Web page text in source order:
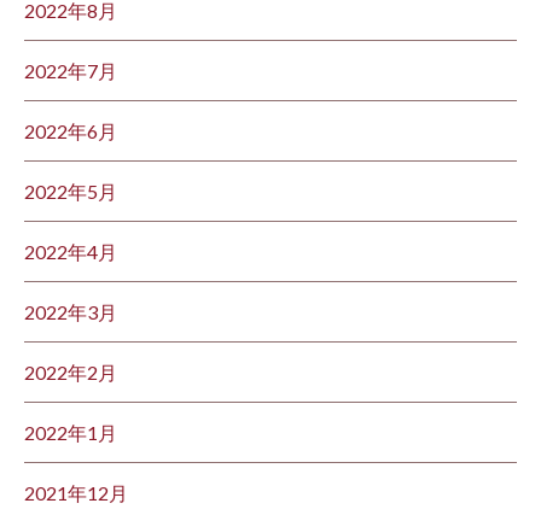
2022年8月
2022年7月
2022年6月
2022年5月
2022年4月
2022年3月
2022年2月
2022年1月
2021年12月